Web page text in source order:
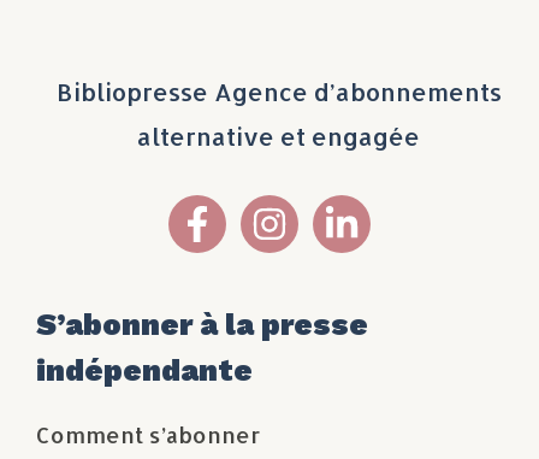
Bibliopresse Agence d’abonnements
alternative et engagée
S’abonner à la presse
indépendante
Comment s’abonner